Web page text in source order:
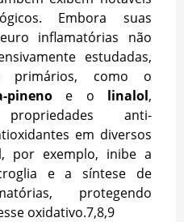
Embora suas
inflamatórias não
estudadas,
primários, como o
pinenoe o linalol,
propriedades anti-
em diversos
por exemplo, inibe a
e a síntese de
protegendo
oxidativo.7,8,9